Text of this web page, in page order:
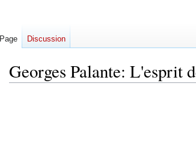
Georges Palante: L'esprit
Page Discussion